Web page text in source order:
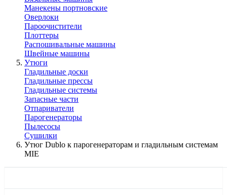
Манекены портновские
Оверлоки
Пароочистители
Плоттеры
Распошивальные машины
Швейные машины
Утюги
Гладильные доски
Гладильные прессы
Гладильные системы
Запасные части
Отпариватели
Парогенераторы
Пылесосы
Сушилки
Утюг Dublo к парогенераторам и гладильным системам
MIE